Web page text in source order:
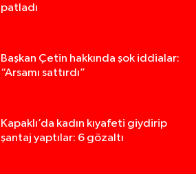
patladı
Başkan Çetin hakkında şok iddialar:
“Arsamı sattırdı”
Kapaklı’da kadın kıyafeti giydirip
şantaj yaptılar: 6 gözaltı